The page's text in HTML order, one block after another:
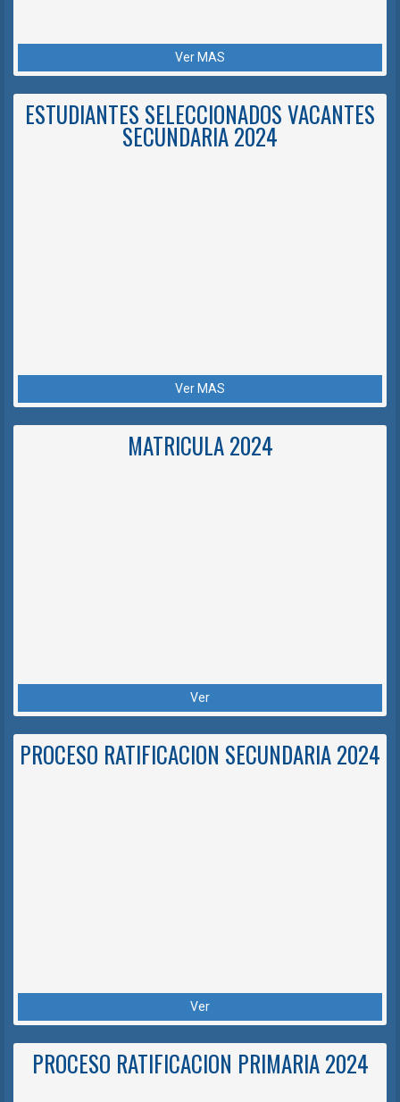
Ver MAS
ESTUDIANTES SELECCIONADOS VACANTES
SECUNDARIA 2024
Ver MAS
MATRICULA 2024
Ver
PROCESO RATIFICACION SECUNDARIA 2024
Ver
PROCESO RATIFICACION PRIMARIA 2024